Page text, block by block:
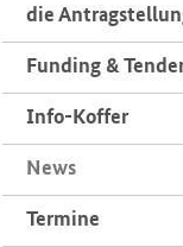
die
Fun­ding &
Info-​Koffer
News
Ter­mi­ne